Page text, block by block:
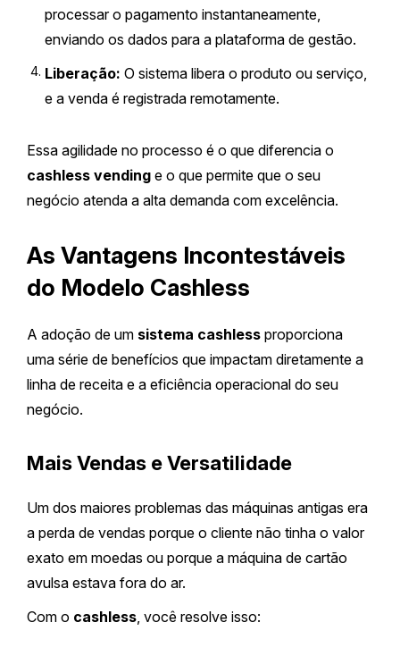
processar o pagamento instantaneamente,
enviando os dados para a plataforma de gestão.
Liberação: O sistema libera o produto ou serviço,
e a venda é registrada remotamente.
Essa agilidade no processo é o que diferencia o
cashless vending e o que permite que o seu
negócio atenda a alta demanda com excelência.
As Vantagens Incontestáveis
do Modelo Cashless
A adoção de um sistema cashless proporciona
uma série de benefícios que impactam diretamente a
linha de receita e a eficiência operacional do seu
negócio.
Mais Vendas e Versatilidade
Um dos maiores problemas das máquinas antigas era
a perda de vendas porque o cliente não tinha o valor
exato em moedas ou porque a máquina de cartão
avulsa estava fora do ar.
Com o cashless, você resolve isso: